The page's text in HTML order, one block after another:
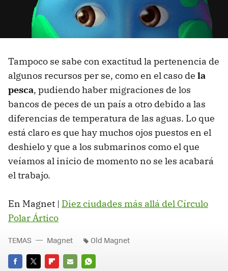
Tampoco se sabe con exactitud la pertenencia de
algunos recursos per se, como en el caso de la
pesca, pudiendo haber migraciones de los
bancos de peces de un país a otro debido a las
diferencias de temperatura de las aguas. Lo que
está claro es que hay muchos ojos puestos en el
deshielo y que a los submarinos como el que
veíamos al inicio de momento no se les acabará
el trabajo.
En Magnet | Diez ciudades más allá del Círculo
Polar Ártico
TEMAS Magnet Old Magnet